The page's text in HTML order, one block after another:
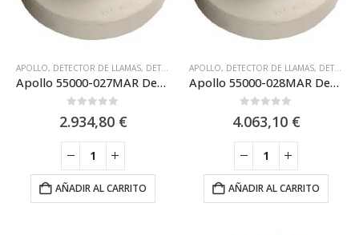
APOLLO, DETECTOR DE LLAMAS, DETECTOR DE LLAMAS UV (ULTRAVIOLETA) ,
Apollo 55000-027MAR Detector de llamas analógico marino (UV) XP95 montaje en base
2.934,80 €
AÑADIR AL CARRITO
APOLLO, DETECTOR DE LLAMAS, DETECTOR DE LLAMAS IR + UV (DUAL)
Apollo 55000-028MAR Detector de llamas analogico marino (UV/IR2) XP95: montaje en base
4.063,10 €
AÑADIR AL CARRITO